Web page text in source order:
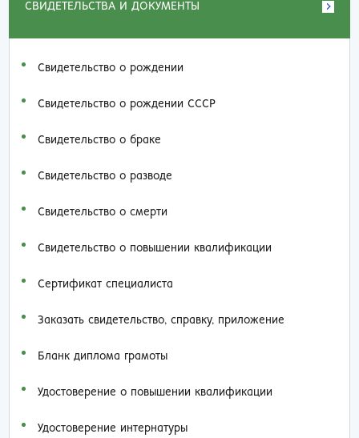
СВИДЕТЕЛЬСТВА И ДОКУМЕНТЫ
Свидетельство о рождении
Свидетельство о рождении СССР
Свидетельство о браке
Свидетельство о разводе
Свидетельство о смерти
Свидетельство о повышении квалификации
Сертификат специалиста
Заказать cвидетельство, справку, приложение
Бланк диплома грамоты
Удостоверение о повышении квалификации
Удостоверение интернатуры